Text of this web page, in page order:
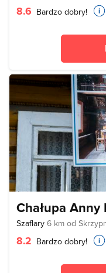
8.6 Bardzo dobry!
Chałupa
Szaflary 6 km od
8.2 Bardzo dobry!